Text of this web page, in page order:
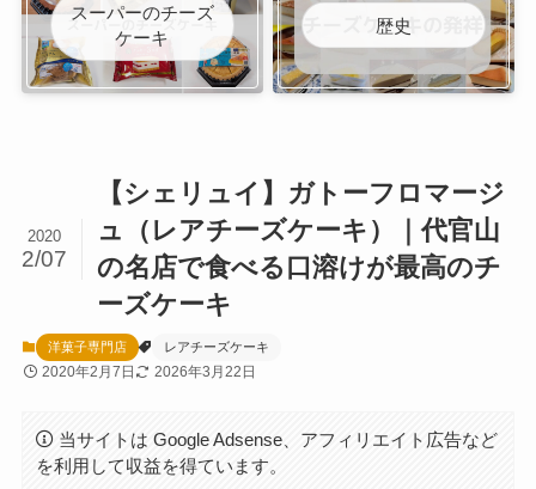
スーパーのチーズ
ケーキ
歴史
【シェリュイ】ガトーフロマージ
ュ（レアチーズケーキ）｜代官山
の名店で食べる口溶けが最高のチ
ーズケーキ
2020
2/07
洋菓子専門店 レアチーズケーキ
2020年2月7日 2026年3月22日
当サイトは Google Adsense、アフィリエイト広告など
を利用して収益を得ています。